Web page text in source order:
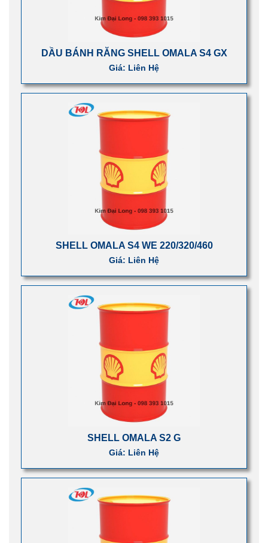
DẦU BÁNH RĂNG SHELL OMALA S4 GX
Giá: Liên Hệ
SHELL OMALA S4 WE 220/320/460
Giá: Liên Hệ
SHELL OMALA S2 G
Giá: Liên Hệ